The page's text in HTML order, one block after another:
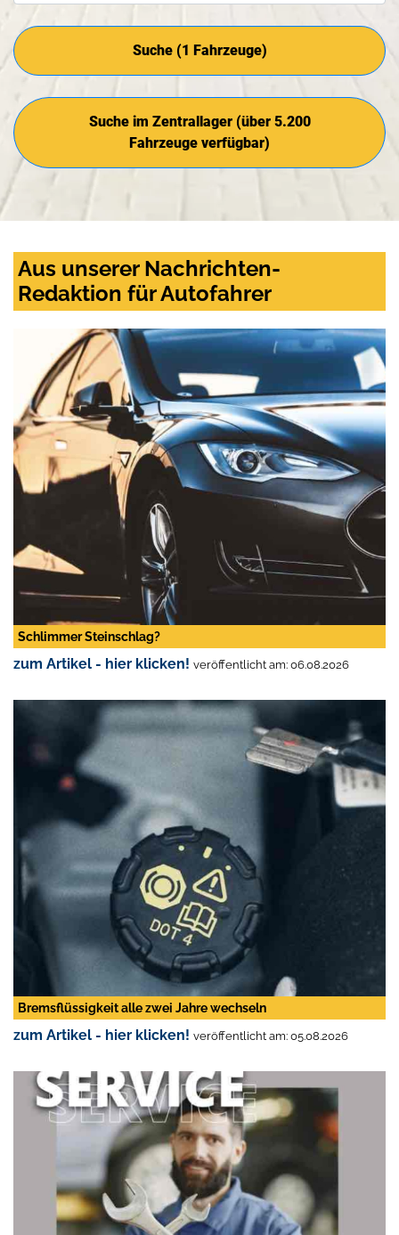
Suche (1 Fahrzeuge)
Suche im Zentrallager (über 5.200
Fahrzeuge verfügbar)
Aus unserer Nachrichten-
Redaktion für Autofahrer
Schlimmer Steinschlag?
zum Artikel - hier klicken! veröffentlicht am: 06.08.2026
Bremsflüssigkeit alle zwei Jahre wechseln
zum Artikel - hier klicken! veröffentlicht am: 05.08.2026